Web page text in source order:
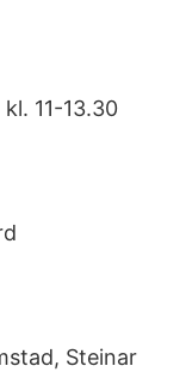
13.30
Steinar